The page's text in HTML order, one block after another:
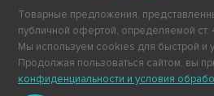
Товарные предложения,
публичной офертой, определяемой ст.
Мы используем cookies для быстрой и
Продолжая пользоваться сайтом, вы
конфиденциальности и условия